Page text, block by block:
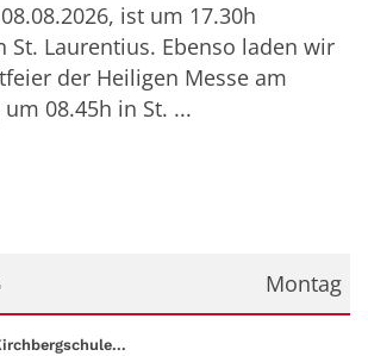
ist um 17.30h
St. Laurentius. Ebenso laden wir
der Heiligen Messe am
08.45h in St. ...
Montag
2026